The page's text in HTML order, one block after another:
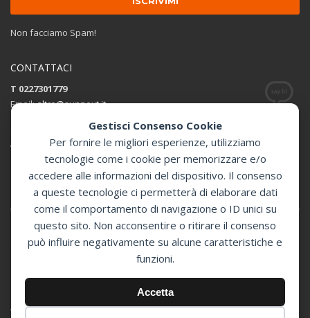
Gestisci Consenso Cookie
Per fornire le migliori esperienze, utilizziamo
tecnologie come i cookie per memorizzare e/o
accedere alle informazioni del dispositivo. Il consenso
a queste tecnologie ci permetterà di elaborare dati
come il comportamento di navigazione o ID unici su
questo sito. Non acconsentire o ritirare il consenso
può influire negativamente su alcune caratteristiche e
funzioni.
Accetta
Non facciamo Spam!
CONTATTACI
T 0227301779
Email:altro@sunnext.it
Via Perugino 44 , 20093 Cologno Monzese (MI)
Apri in Google Maps
GET SOCIAL
© 2024 Sunnext Defibrillatori -
Distributore Ufficiale Defibtech per l'Italia
Via Perugino 44 , 20093 Cologno Monzese (MI) - P.Iva 07394350966 -